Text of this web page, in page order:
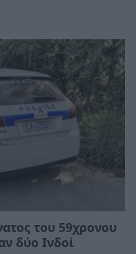
του 59χρονου
δύο Ινδοί